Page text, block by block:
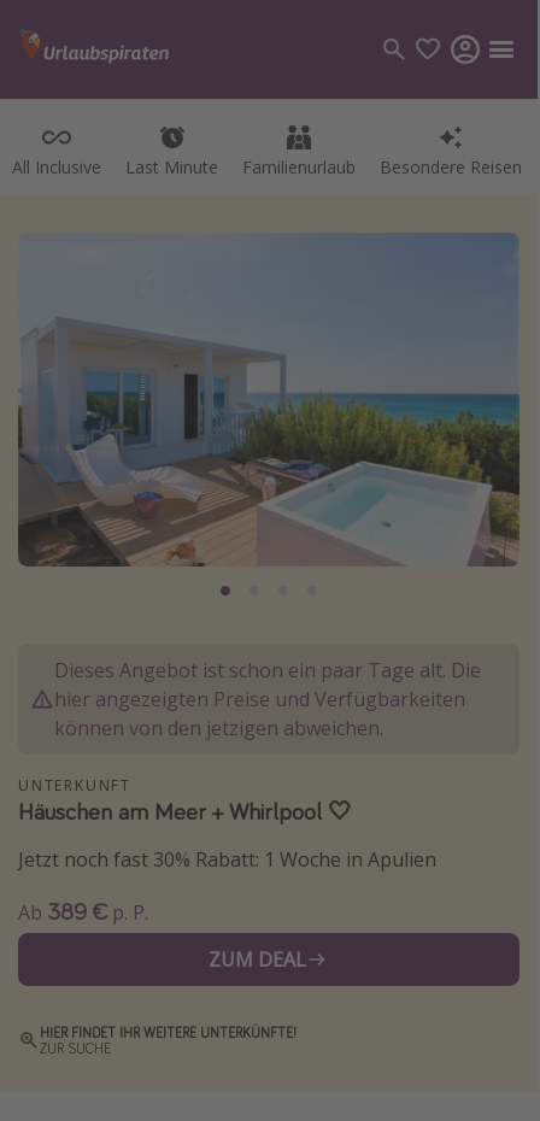
All Inclusive Last Minute Familienurlaub Besondere Reisen
Kategorien
Kreuzfahrten
Reiseziele
Alle Reiseziele
Bodensee Urlaub
Gozo Urlaub
Normandie Urlaub
Kefalonia Urlaub
Krabi Urlaub
Sri Lanka Rundreise
Reisethemen
Disneyland Paris
Dieses Angebot ist schon ein paar Tage alt. Die
hier angezeigten Preise und Verfügbarkeiten
können von den jetzigen abweichen.
UNTERKUNFT
Häuschen am Meer + Whirlpool 🤍
Jetzt noch fast 30% Rabatt: 1 Woche in Apulien
Ab 389 € p. P.
ZUM DEAL
HIER FINDET IHR WEITERE UNTERKÜNFTE!
ZUR SUCHE